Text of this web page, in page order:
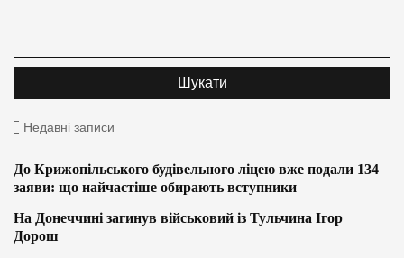
Недавні записи
До Крижопільського будівельного ліцею вже подали 134
заяви: що найчастіше обирають вступники
На Донеччині загинув військовий із Тульчина Ігор
Дорош